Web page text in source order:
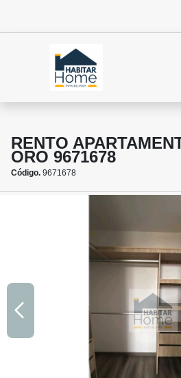
RENTO
ORO 9671678
Código. 9671678